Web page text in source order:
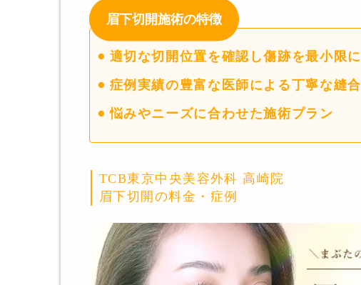
眉下切開施術の特徴
適切な切開位置を確認し傷跡を最小限に
症例実績の豊富な医師による丁寧な縫合
悩みやニーズに合わせた施術プラン
TCB東京中央美容外科 高崎院
眉下切開の料金・症例